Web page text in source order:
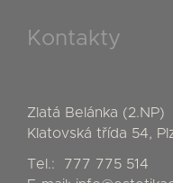
Kontakty
Zlatá Belánka (2.NP)
Klatovská třída 54,
Tel.: 777 775 514